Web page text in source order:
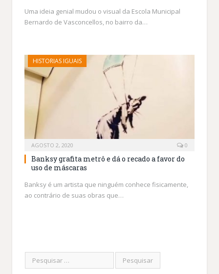
Uma ideia genial mudou o visual da Escola Municipal
Bernardo de Vasconcellos, no bairro da…
HISTORIAS IGUAIS
AGOSTO 2, 2020 0
Banksy grafita metrô e dá o recado a favor do
uso de máscaras
Banksy é um artista que ninguém conhece fisicamente,
ao contrário de suas obras que…